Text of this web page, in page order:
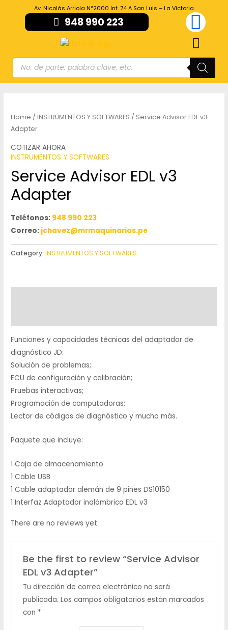
Av. Nicolás Arriola N°2000 Int. 74 A San Luis – La Victoria
948 990 223
Home /INSTRUMENTOS Y SOFTWARES / Service Advisor EDL v3
Adapter
COTIZAR AHORA
INSTRUMENTOS Y SOFTWARES
Service Advisor EDL v3
Adapter
Teléfonos: 948 990 223
Correo: jchavez@mrmaquinarias.pe
Category:INSTRUMENTOS Y SOFTWARES
Funciones y capacidades técnicas del adaptador de
diagnóstico JD:
Solución de problemas;
ECU de configuración y calibración;
Pruebas interactivas;
Programación de computadoras;
Lector de códigos de diagnóstico y mucho más.
Paquete que incluye:
1 Caja de almacenamiento
1 Cable USB
1 Cable adaptador alemán de 9 pines DS10150
1 Interfaz Adaptador inalámbrico EDL v3
There are no reviews yet.
Be the first to review “Service Advisor
EDL v3 Adapter”
Tu dirección de correo electrónico no será
publicada. Los campos obligatorios están marcados
con *